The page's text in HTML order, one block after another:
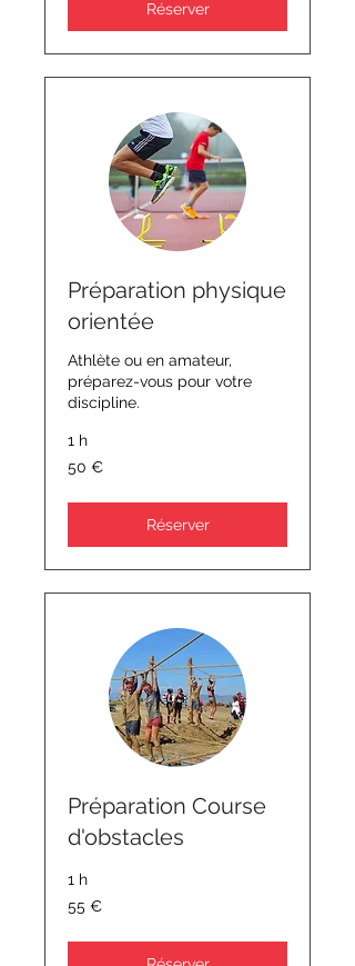
Réserver
Préparation physique
orientée
Athlète ou en amateur,
préparez-vous pour votre
discipline.
1 h
50
euros
50 €
Réserver
Préparation Course
d'obstacles
1 h
euros
55 €